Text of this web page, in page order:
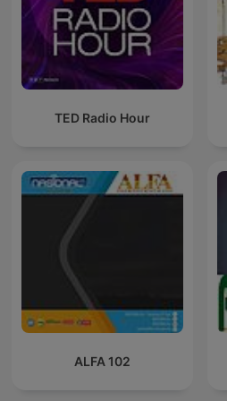
TED Radio Hour
ALFA 102